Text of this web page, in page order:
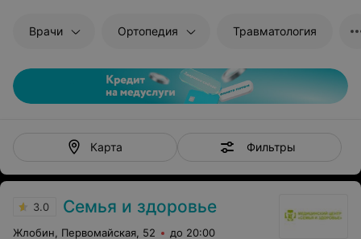
Врачи Ортопедия Травматология
Карта Фильтры
3.0 Семья и здоровье
Жлобин, Первомайская, 52 до 20:00